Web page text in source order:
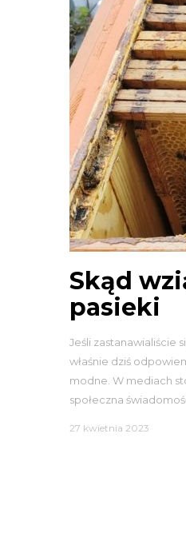
Skąd
pasieki
Jeśli zastanawialiście
właśnie dziś
modne. W mediach
społeczna
27 kwietnia 2023